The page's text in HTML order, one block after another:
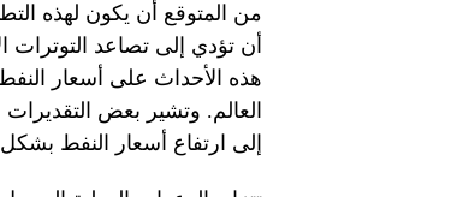
من المتوقع أن يكون لهذه
أن تؤدي إلى تصاعد التوترات
هذه الأحداث على أسعار
العالم. وتشير بعض
إلى ارتفاع أسعار النفط